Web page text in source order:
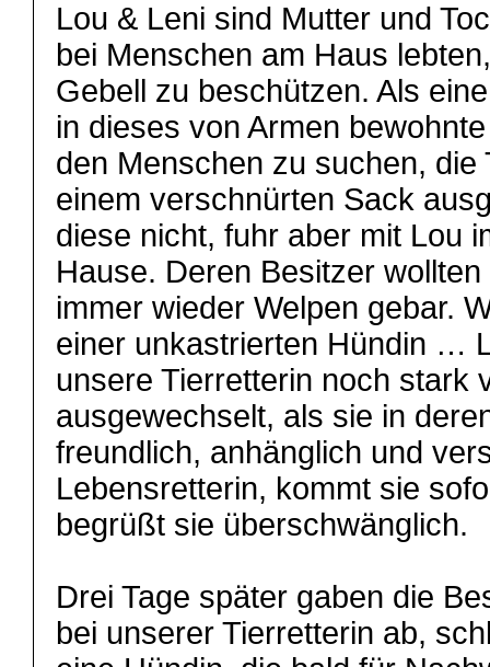
Lou & Leni sind Mutter und
bei Menschen am Haus
Gebell zu beschützen. Als
in dieses von Armen
den Menschen zu suchen, die
einem verschnürten Sack
diese nicht, fuhr aber mit Lou
Hause. Deren Besitzer
immer wieder Welpen gebar.
einer unkastrierten Hündin …
unsere Tierretterin noch stark
ausgewechselt, als sie in
freundlich, anhänglich und
Lebensretterin, kommt sie
begrüßt sie überschwänglich.
Drei Tage später gaben die
bei unserer Tierretterin ab,